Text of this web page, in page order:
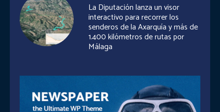
La Diputación lanza un visor
interactivo para recorrer los
senderos de la Axarquía y más de
1.400 kilómetros de rutas por
Málaga